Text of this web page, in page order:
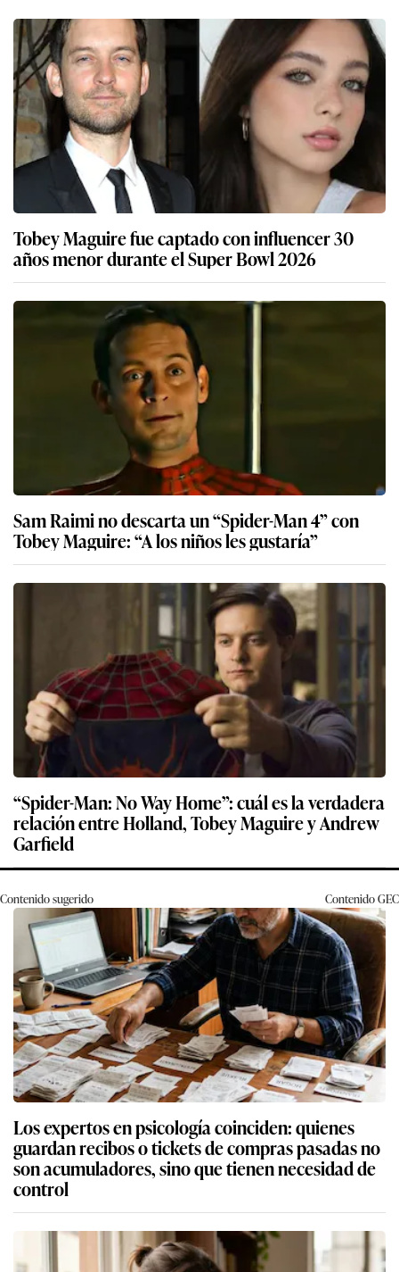
Tobey Maguire fue captado con influencer 30
años menor durante el Super Bowl 2026
Sam Raimi no descarta un “Spider-Man 4” con
Tobey Maguire: “A los niños les gustaría”
“Spider-Man: No Way Home”: cuál es la verdadera
relación entre Holland, Tobey Maguire y Andrew
Garfield
Contenido sugerido ContenidoGEC
Los expertos en psicología coinciden: quienes
guardan recibos o tickets de compras pasadas no
son acumuladores, sino que tienen necesidad de
control